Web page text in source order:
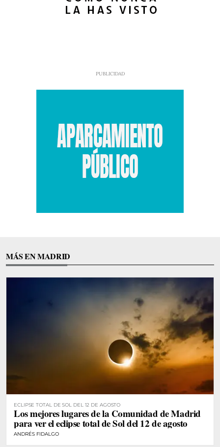
MÁS EN MADRID
ECLIPSE TOTAL DE SOL DEL 12 DE AGOSTO
Los mejores lugares de la Comunidad de Madrid
para ver el eclipse total de Sol del 12 de agosto
ANDRÉS FIDALGO